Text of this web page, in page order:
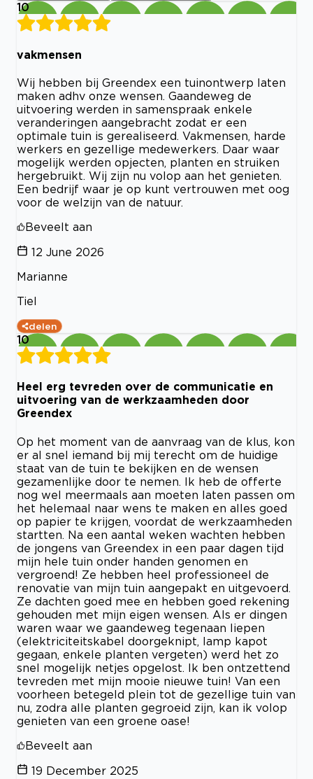
10
vakmensen
Wij hebben bij Greendex een tuinontwerp laten
maken adhv onze wensen. Gaandeweg de
uitvoering werden in samenspraak enkele
veranderingen aangebracht zodat er een
optimale tuin is gerealiseerd. Vakmensen, harde
werkers en gezellige medewerkers. Daar waar
mogelijk werden opjecten, planten en struiken
hergebruikt. Wij zijn nu volop aan het genieten.
Een bedrijf waar je op kunt vertrouwen met oog
voor de welzijn van de natuur.
Beveelt aan
12 June 2026
Marianne
Tiel
delen
10
Heel erg tevreden over de communicatie en
uitvoering van de werkzaamheden door
Greendex
Op het moment van de aanvraag van de klus, kon
er al snel iemand bij mij terecht om de huidige
staat van de tuin te bekijken en de wensen
gezamenlijke door te nemen. Ik heb de offerte
nog wel meermaals aan moeten laten passen om
het helemaal naar wens te maken en alles goed
op papier te krijgen, voordat de werkzaamheden
startten. Na een aantal weken wachten hebben
de jongens van Greendex in een paar dagen tijd
mijn hele tuin onder handen genomen en
vergroend! Ze hebben heel professioneel de
renovatie van mijn tuin aangepakt en uitgevoerd.
Ze dachten goed mee en hebben goed rekening
gehouden met mijn eigen wensen. Als er dingen
waren waar we gaandeweg tegenaan liepen
(elektriciteitskabel doorgeknipt, lamp kapot
gegaan, enkele planten vergeten) werd het zo
snel mogelijk netjes opgelost. Ik ben ontzettend
tevreden met mijn mooie nieuwe tuin! Van een
voorheen betegeld plein tot de gezellige tuin van
nu, zodra alle planten gegroeid zijn, kan ik volop
genieten van een groene oase!
Beveelt aan
19 December 2025